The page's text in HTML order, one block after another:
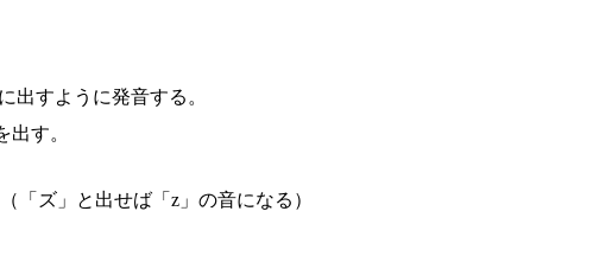
出すように発音する。
す。
「ズ」と出せば「z」の音になる）